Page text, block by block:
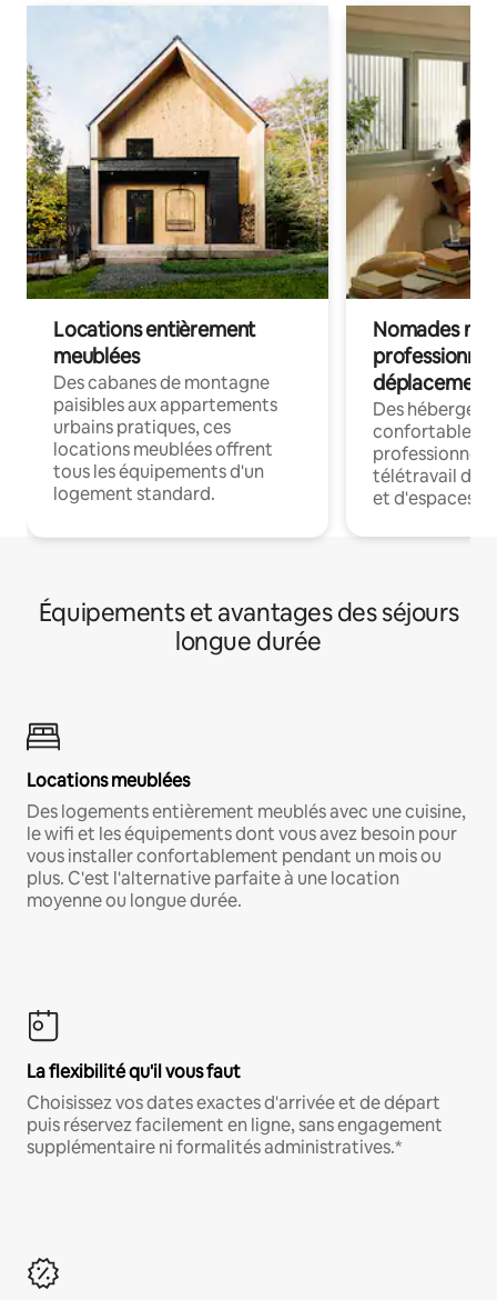
Locations entièrement
meublées
Des cabanes de montagne
paisibles aux appartements
urbains pratiques, ces
locations meublées offrent
tous les équipements d'un
logement standard.
Nomades
déplacement
Des
confortables
professionnels
télétravail
et d'espaces
Équipements et avantages des séjours
longue durée
Locations meublées
Des logements entièrement meublés avec une cuisine,
le wifi et les équipements dont vous avez besoin pour
vous installer confortablement pendant un mois ou
plus. C'est l'alternative parfaite à une location
moyenne ou longue durée.
La flexibilité qu'il vous faut
Choisissez vos dates exactes d'arrivée et de départ
puis réservez facilement en ligne, sans engagement
supplémentaire ni formalités administratives.*